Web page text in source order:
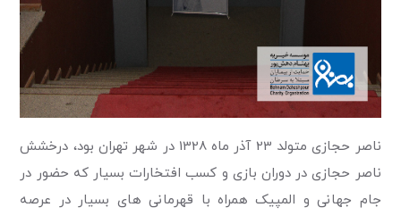
ناصر حجازی متولد 23 آذر ماه 1328 در شهر تهران بود، درخشش
ناصر حجازی در دوران بازی و کسب افتخارات بسیار که حضور در
جام جهانی و المپیک همراه با قهرمانی های بسیار در عرصه